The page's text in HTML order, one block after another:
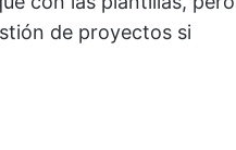
de proyectos si